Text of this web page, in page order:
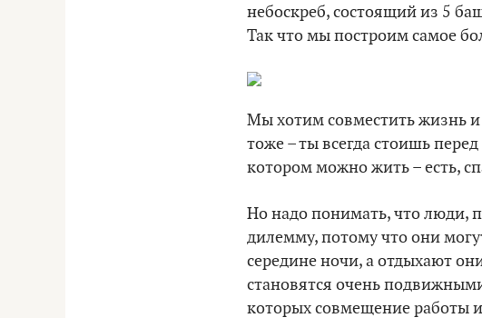
небоскреб, состоящий из 5
Так что мы построим самое
Мы хотим совместить жизнь и
тоже – ты всегда стоишь
котором можно жить – есть,
Но надо понимать, что люди,
дилемму, потому что они
середине ночи, а отдыхают
становятся очень
которых совмещение работы